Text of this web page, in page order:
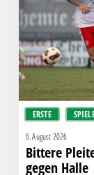
ERSTE
Knockout
gegen
Halle
6. August 2026
Bittere
gegen Halle